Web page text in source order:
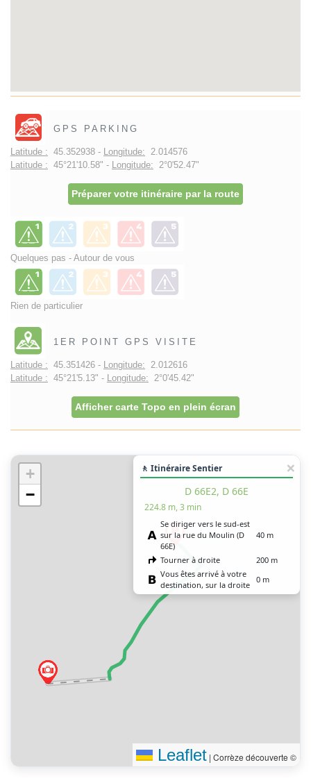
GPS PARKING
Latitude : 45.352938 - Longitude: 2.014576
Latitude : 45°21'10.58" - Longitude: 2°0'52.47"
Préparer votre itinéraire par la route
Quelques pas - Autour de vous
Rien de particulier
1ER POINT GPS VISITE
Latitude : 45.351426 - Longitude: 2.012616
Latitude : 45°21'5.13" - Longitude: 2°0'45.42"
Afficher carte Topo en plein écran
+
−
🚶 Itinéraire Sentier
D 66E2, D 66E
224.8 m, 3 min
Se diriger vers le sud-est
sur la rue du Moulin (D
66E)
40 m
Tourner à droite
200 m
Vous êtes arrivé à votre
destination, sur la droite
0 m
Leaflet | Corrèze découverte ©